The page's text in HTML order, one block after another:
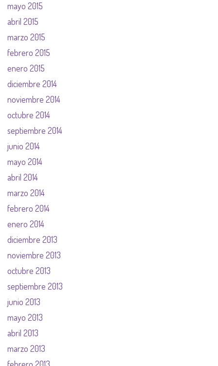
mayo 2015
abril 2015
marzo 2015
febrero 2015
enero 2015
diciembre 2014
noviembre 2014
octubre 2014
septiembre 2014
junio 2014
mayo 2014
abril 2014
marzo 2014
febrero 2014
enero 2014
diciembre 2013
noviembre 2013
octubre 2013
septiembre 2013
junio 2013
mayo 2013
abril 2013
marzo 2013